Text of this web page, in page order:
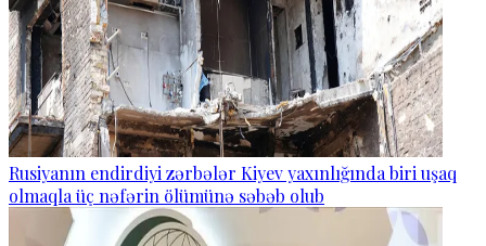
Rusiyanın endirdiyi zərbələr Kiyev yaxınlığında biri uşaq
olmaqla üç nəfərin ölümünə səbəb olub